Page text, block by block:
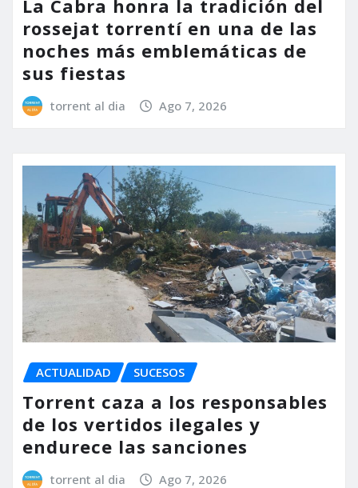
La Cabra honra la tradición del
rossejat torrentí en una de las
noches más emblemáticas de
sus fiestas
torrent al dia Ago 7, 2026
ACTUALIDAD SUCESOS
Torrent caza a los responsables
de los vertidos ilegales y
endurece las sanciones
torrent al dia Ago 7, 2026